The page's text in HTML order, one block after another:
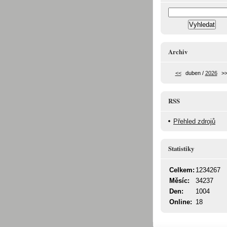
Archiv
<< duben / 2026 >>
RSS
Přehled zdrojů
Statistiky
Online: 18
Celkem: 1234267
Měsíc:
34237
Den:
1004